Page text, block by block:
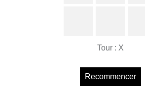
Tour : X
Recommencer